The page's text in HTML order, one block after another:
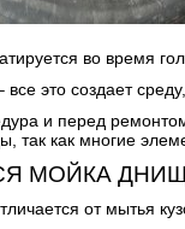
во время
это создает
и перед
так как многие
МОЙКА
от мытья